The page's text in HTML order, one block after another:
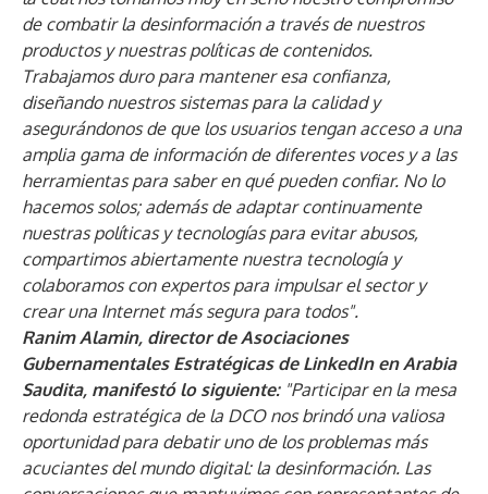
de combatir la desinformación a través de nuestros
productos y nuestras políticas de contenidos.
Trabajamos duro para mantener esa confianza,
diseñando nuestros sistemas para la calidad y
asegurándonos de que los usuarios tengan acceso a una
amplia gama de información de diferentes voces y a las
herramientas para saber en qué pueden confiar. No lo
hacemos solos; además de adaptar continuamente
nuestras políticas y tecnologías para evitar abusos,
compartimos abiertamente nuestra tecnología y
colaboramos con expertos para impulsar el sector y
crear una Internet más segura para todos".
Ranim Alamin, director de Asociaciones
Gubernamentales Estratégicas de LinkedIn en Arabia
Saudita, manifestó lo siguiente: "Participar en la mesa
redonda estratégica de la DCO nos brindó una valiosa
oportunidad para debatir uno de los problemas más
acuciantes del mundo digital: la desinformación. Las